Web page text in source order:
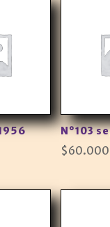
N°103
$60.000